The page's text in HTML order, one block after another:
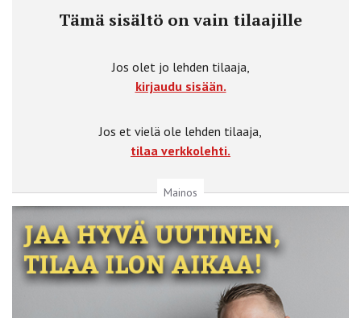
Tämä sisältö on vain tilaajille
Jos olet jo lehden tilaaja,
kirjaudu sisään.
Jos et vielä ole lehden tilaaja,
tilaa verkkolehti.
Mainos